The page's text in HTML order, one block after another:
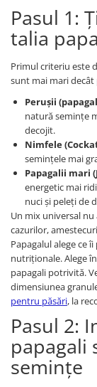
Cuști și Genți
Zgărzi, Lese &
Jucării Câini
Haine Câini
Cuști & Genți
Litiere Pisici
Jucării Pisici
Zgărzi & Hamuri
Pasul 1:
talia
Primul criteriu este
sunt mai mari
Perușii
natură semințe
decojit.
Nimfele
semințele mai
Papagalii mari
energetic mai
nuci și peleți de
Un mix universal
cazurilor,
Papagalul alege ce
nutriționale. Alege
papagali potrivită.
dimensiunea
pentru păsări, la
Pasul 2:
papagali
semințe